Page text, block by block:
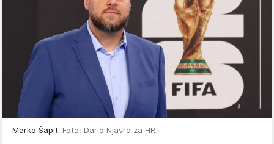
Marko Šapit Foto: Dario Njavro za HRT